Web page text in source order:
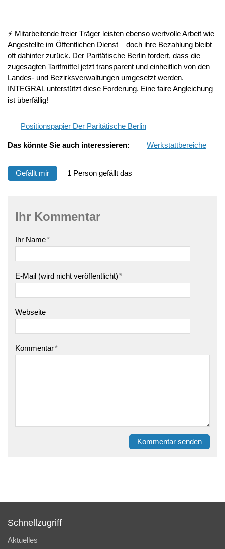
⚡ Mitarbeitende freier Träger leisten ebenso wertvolle Arbeit wie
Angestellte im Öffentlichen Dienst – doch ihre Bezahlung bleibt
oft dahinter zurück. Der Paritätische Berlin fordert, dass die
zugesagten Tarifmittel jetzt transparent und einheitlich von den
Landes- und Bezirksverwaltungen umgesetzt werden.
INTEGRAL unterstützt diese Forderung. Eine faire Angleichung
ist überfällig!
Positionspapier Der Paritätische Berlin
Das könnte Sie auch interessieren: Werkstattbereiche
Gefällt mir 1 Person gefällt das
Ihr Kommentar
Ihr Name*
E-Mail (wird nicht veröffentlicht)*
Webseite
Kommentar*
Kommentar senden
Schnellzugriff
Aktuelles